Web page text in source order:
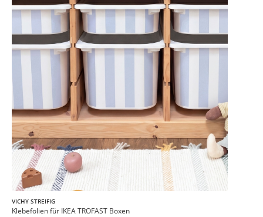
VICHY STREIFIG
Klebefolien für IKEA TROFAST Boxen